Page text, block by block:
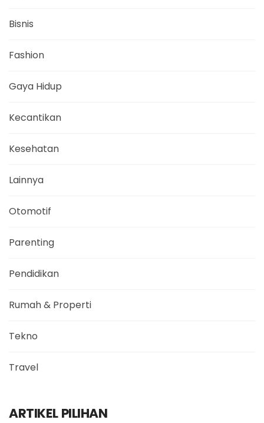
Bisnis
Fashion
Gaya Hidup
Kecantikan
Kesehatan
Lainnya
Otomotif
Parenting
Pendidikan
Rumah & Properti
Tekno
Travel
ARTIKEL PILIHAN